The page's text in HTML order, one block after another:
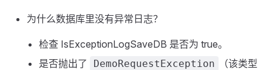
为什么数据库里没有异常日志？
检查 IsExceptionLogSaveDB 是否为 true。
是否抛出了
DemoRequestException
（该类型